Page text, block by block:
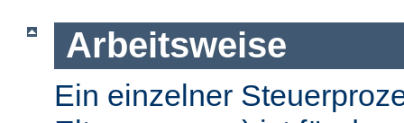
Arbeitsweise
Ein einzelner